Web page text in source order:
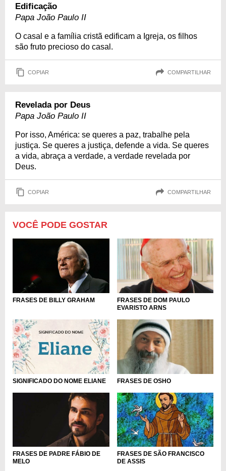
Edificação
Papa João Paulo II
O casal e a família cristã edificam a Igreja, os filhos
são fruto precioso do casal.
COPIAR COMPARTILHAR
Revelada por Deus
Papa João Paulo II
Por isso, América: se queres a paz, trabalhe pela
justiça. Se queres a justiça, defende a vida. Se queres
a vida, abraça a verdade, a verdade revelada por
Deus.
COPIAR COMPARTILHAR
VOCÊ PODE GOSTAR
FRASES DE BILLY GRAHAM
FRASES DE DOM PAULO
EVARISTO ARNS
SIGNIFICADO DO NOME ELIANE FRASES DE OSHO
FRASES DE PADRE FÁBIO DE
MELO
FRASES DE SÃO FRANCISCO
DE ASSIS